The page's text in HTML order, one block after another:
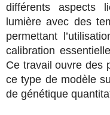
différents aspects
lumière avec des
permettant
calibration
Ce travail ouvre des
ce type de modèle
de génétique